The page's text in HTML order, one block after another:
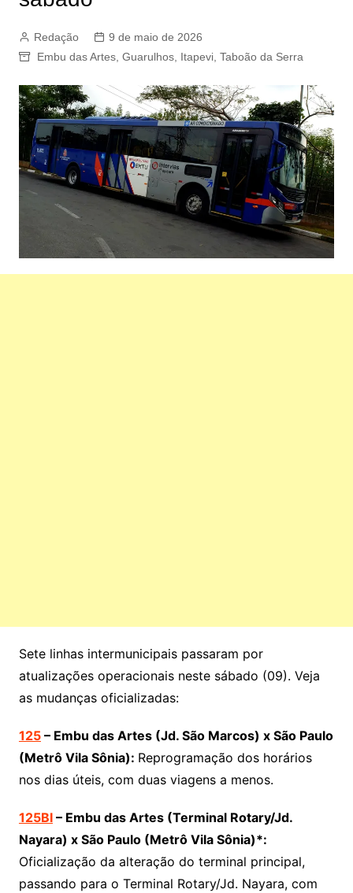
Redação
9 de maio de 2026
Embu das Artes, Guarulhos, Itapevi, Taboão da Serra
Sete linhas intermunicipais passaram por
atualizações operacionais neste sábado (09). Veja
as mudanças oficializadas:
125– Embu das Artes (Jd. São Marcos) x São Paulo
(Metrô Vila Sônia): Reprogramação dos horários
nos dias úteis, com duas viagens a menos.
125BI– Embu das Artes (Terminal Rotary/Jd.
Nayara) x São Paulo (Metrô Vila Sônia)*:
Oficialização da alteração do terminal principal,
passando para o Terminal Rotary/Jd. Nayara, com